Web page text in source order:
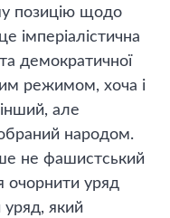
позицію щодо
імперіалістична
демократичної
режимом, хоча і
але
народом.
не фашистський
очорнити уряд
який